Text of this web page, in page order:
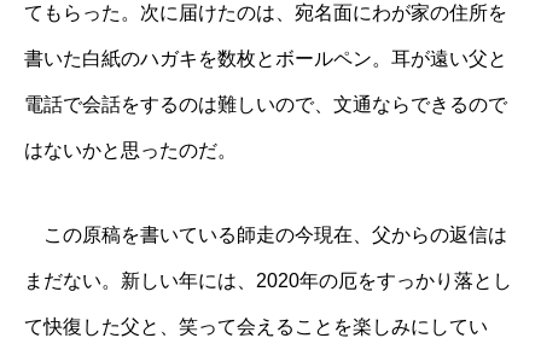
てもらった。次に届けたのは、宛名面にわが家の住所を
書いた白紙のハガキを数枚とボールペン。耳が遠い父と
電話で会話をするのは難しいので、文通ならできるので
はないかと思ったのだ。
この原稿を書いている師走の今現在、父からの返信は
まだない。新しい年には、2020年の厄をすっかり落とし
て快復した父と、笑って会えることを楽しみにしてい